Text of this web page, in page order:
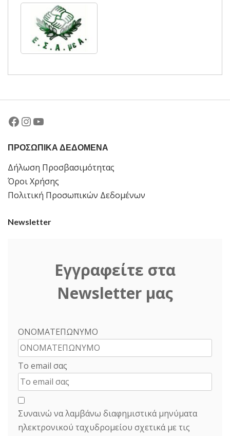
Facebook
Instagram
YouTube
ΠΡΟΣΩΠΙΚΑ ΔΕΔΟΜΕΝΑ
Δήλωση Προσβασιμότητας
Όροι Χρήσης
Πολιτική Προσωπικών Δεδομένων
Newsletter
Εγγραφείτε στα
Newsletter μας
ΟΝΟΜΑΤΕΠΩΝΥΜΟ
Το email σας
Συναινώ να λαμβάνω διαφημιστικά μηνύματα
ηλεκτρονικού ταχυδρομείου σχετικά με τις